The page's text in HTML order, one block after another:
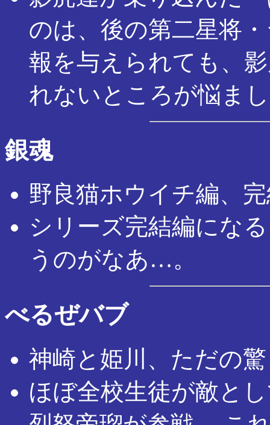
のは、後の第二星将
報を与えられても、
れないところが悩ま
銀魂
野良猫ホウイチ編、
シリーズ完結編にな
うのがなあ…。
べるぜバブ
神崎と姫川、ただの
ほぼ全校生徒が敵と